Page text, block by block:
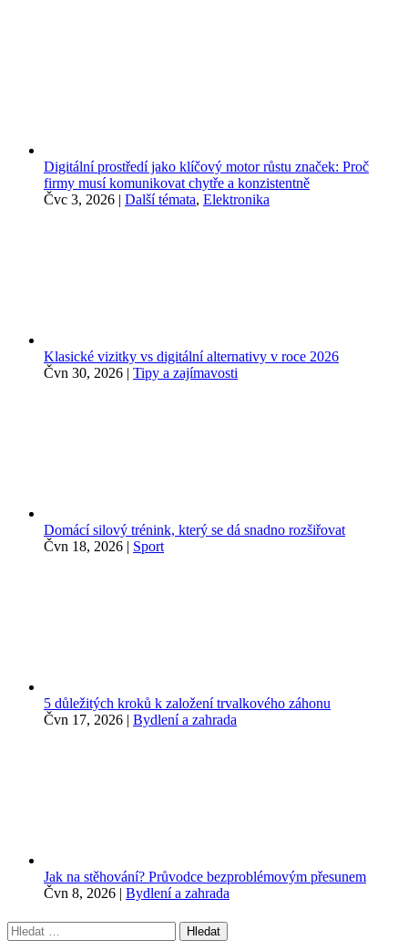
Digitální prostředí jako klíčový motor růstu značek: Proč
firmy musí komunikovat chytře a konzistentně
Čvc 3, 2026 | Další témata, Elektronika
Klasické vizitky vs digitální alternativy v roce 2026
Čvn 30, 2026 | Tipy a zajímavosti
Domácí silový trénink, který se dá snadno rozšiřovat
Čvn 18, 2026 | Sport
5 důležitých kroků k založení trvalkového záhonu
Čvn 17, 2026 | Bydlení a zahrada
Jak na stěhování? Průvodce bezproblémovým přesunem
Čvn 8, 2026 | Bydlení a zahrada
Vyhledávání